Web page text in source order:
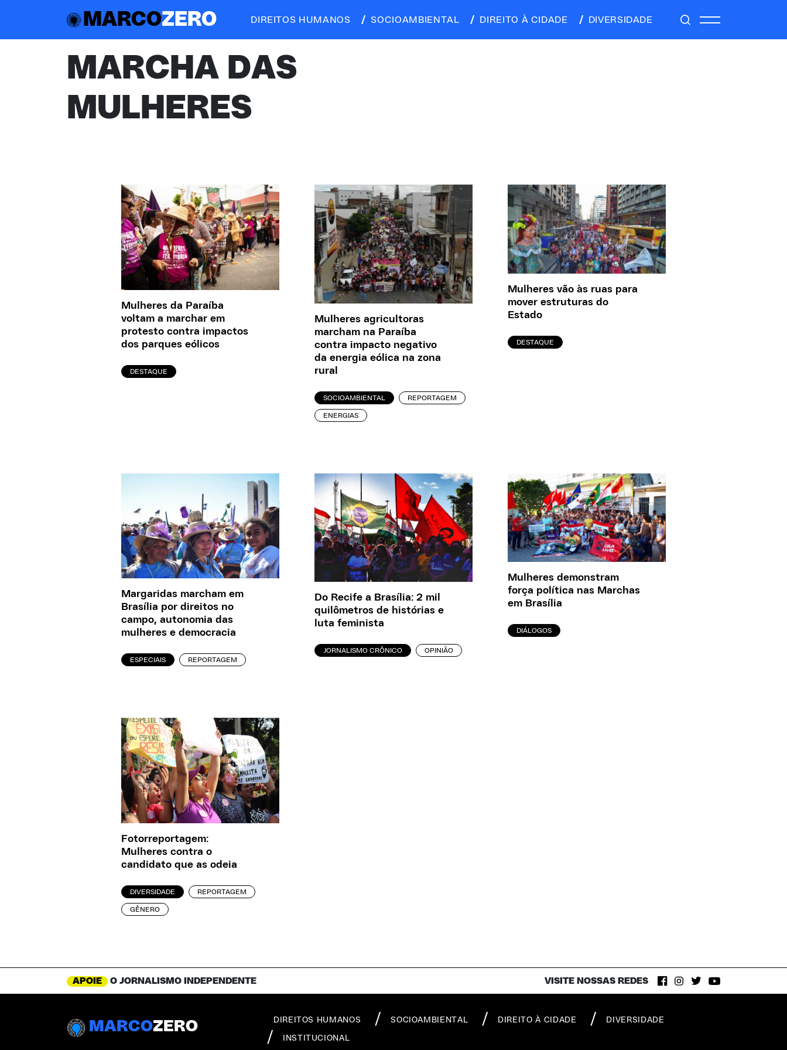
MARCOZERO DIREITOS HUMANOS SOCIOAMBIENTAL DIREITO À CIDADE DIVERSIDADE
MARCHA DAS
MULHERES
Mulheres da Paraíba
voltam a marchar em
protesto contra impactos
dos parques eólicos
DESTAQUE
Mulheres agricultoras
marcham na Paraíba
contra impacto negativo
da energia eólica na zona
rural
SOCIOAMBIENTAL REPORTAGEM
ENERGIAS
Mulheres vão às ruas para
mover estruturas do
Estado
DESTAQUE
Margaridas marcham em
Brasília por direitos no
campo, autonomia das
mulheres e democracia
ESPECIAIS REPORTAGEM
Do Recife a Brasília: 2 mil
quilômetros de histórias e
luta feminista
JORNALISMO CRÔNICO OPINIÃO
Mulheres demonstram
força política nas Marchas
em Brasília
DIÁLOGOS
Fotorreportagem:
Mulheres contra o
candidato que as odeia
DIVERSIDADE REPORTAGEM
GÊNERO
APOIE O JORNALISMO INDEPENDENTE VISITE NOSSAS REDES
MARCOZERO DIREITOS HUMANOS SOCIOAMBIENTAL DIREITO À CIDADE DIVERSIDADE
INSTITUCIONAL